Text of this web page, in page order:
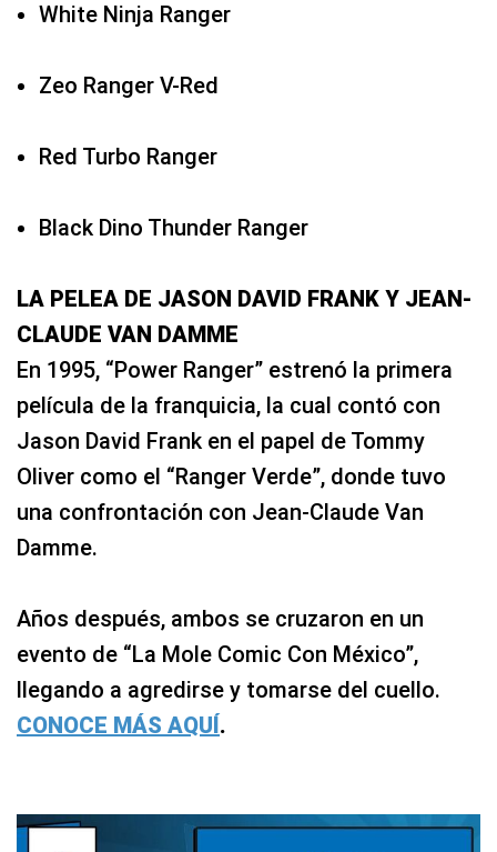
White Ninja Ranger
Zeo Ranger V-Red
Red Turbo Ranger
Black Dino Thunder Ranger
LA PELEA DE JASON DAVID FRANK Y JEAN-
CLAUDE VAN DAMME
En 1995, “Power Ranger” estrenó la primera
película de la franquicia, la cual contó con
Jason David Frank en el papel de Tommy
Oliver como el “Ranger Verde”, donde tuvo
una confrontación con Jean-Claude Van
Damme.
Años después, ambos se cruzaron en un
evento de “La Mole Comic Con México”,
llegando a agredirse y tomarse del cuello.
CONOCE MÁS AQUÍ.